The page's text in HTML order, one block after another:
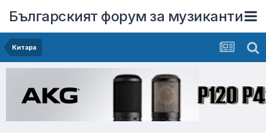
Българският форум за музиканти
Китара